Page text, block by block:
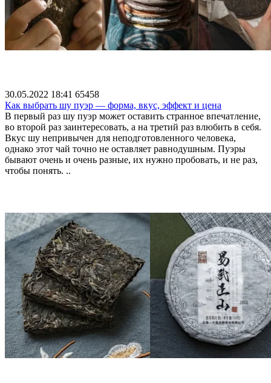
30.05.2022 18:41 65458
Как выбрать шу пуэр — форма, вкус, эффект и цена
В первый раз шу пуэр может оставить странное впечатление,
во второй раз заинтересовать, а на третий раз влюбить в себя.
Вкус шу непривычен для неподготовленного человека,
однако этот чай точно не оставляет равнодушным. Пуэры
бывают очень и очень разные, их нужно пробовать, и не раз,
чтобы понять. ..